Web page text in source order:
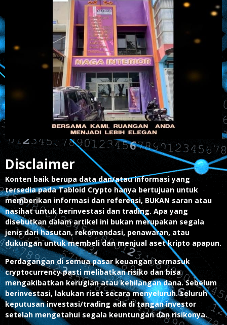
Disclaimer
Konten baik berupa data dan/atau informasi yang
tersedia pada Tabloid Crypto hanya bertujuan untuk
memberikan informasi dan referensi, BUKAN saran atau
nasihat untuk berinvestasi dan trading. Apa yang
disebutkan dalam artikel ini bukan merupakan segala
jenis dari hasutan, rekomendasi, penawaran, atau
dukungan untuk membeli dan menjual aset kripto apapun.
Perdagangan di semua pasar keuangan termasuk
cryptocurrency pasti melibatkan risiko dan bisa
mengakibatkan kerugian atau kehilangan dana. Sebelum
berinvestasi, lakukan riset secara menyeluruh. seluruh
keputusan investasi/trading ada di tangan investor
setelah mengetahui segala keuntungan dan risikonya.